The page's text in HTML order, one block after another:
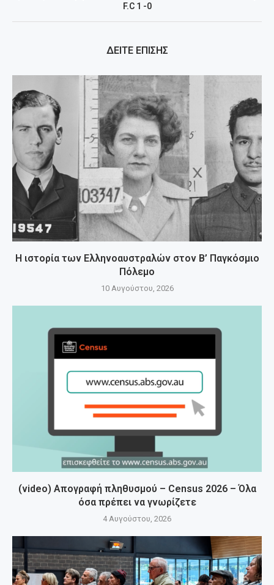
F.C 1 -0
ΔΕΙΤΕ ΕΠΙΣΗΣ
Η ιστορία των Ελληνοαυστραλών στον Β’ Παγκόσμιο
Πόλεμο
10 Αυγούστου, 2026
(video) Απογραφή πληθυσμού – Census 2026 – Όλα
όσα πρέπει να γνωρίζετε
4 Αυγούστου, 2026